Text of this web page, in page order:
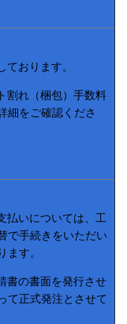
おります。
割れ（梱包）手数料
細をご確認くださ
払いについては、工
で手続きをいただい
す。
書の書面を発行させ
て正式発注とさせて